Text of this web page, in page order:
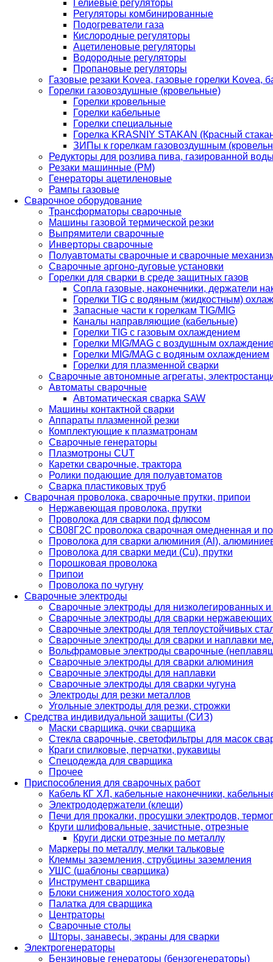
Гелиевые регуляторы
Регуляторы комбинированные
Подогреватели газа
Кислородные регуляторы
Ацетиленовые регуляторы
Водородные регуляторы
Пропановые регуляторы
Газовые резаки Kovea, газовые горелки Kovea,
Горелки газовоздушные (кровельные)
Горелки кровельные
Горелки кабельные
Горелки специальные
Горелка KRASNIY STAKAN (Красный
ЗИПы к горелкам газовоздушным
Редукторы для розлива пива, газированной
Резаки машинные (РМ)
Генераторы ацетиленовые
Рампы газовые
Сварочное оборудование
Трансформаторы сварочные
Машины газовой термической резки
Выпрямители сварочные
Инверторы сварочные
Полуавтоматы сварочные и сварочные
Сварочные аргоно-дуговые установки
Горелки для сварки в среде защитных газов
Сопла газовые, наконечники, держатели
Горелки TIG с водяным (жидкостным)
Запасные части к горелкам TIG/MIG
Каналы направляющие (кабельные)
Горелки TIG с газовым охлаждением
Горелки MIG/MAG с воздушным
Горелки MIG/MAG с водяным охлаждением
Горелки для плазменной сварки
Сварочные автономные агрегаты,
Автоматы сварочные
Автоматическая сварка SAW
Машины контактной сварки
Аппараты плазменной резки
Комплектующие к плазматронам
Сварочные генераторы
Плазмотроны CUT
Каретки сварочные, трактора
Ролики подающие для полуавтоматов
Сварка пластиковых труб
Сварочная проволока, сварочные прутки, припои
Нержавеющая проволока, прутки
Проволока для сварки под флюсом
СВ08Г2С проволока сварочная омедненная и
Проволока для сварки алюминия (Al),
Проволока для сварки меди (Cu), прутки
Порошковая проволока
Припои
Проволока по чугуну
Сварочные электроды
Сварочные электроды для низколегированных и
Сварочные электроды для сварки
Сварочные электроды для теплоустойчивых
Сварочные электроды для сварки и наплавки
Вольфрамовые электроды сварочные
Сварочные электроды для сварки алюминия
Сварочные электроды для наплавки
Сварочные электроды для сварки чугуна
Электроды для резки металлов
Угольные электроды для резки, строжки
Средства индивидуальной защиты (СИЗ)
Маски сварщика, очки сварщика
Стекла сварочные, светофильтры для масок
Краги спилковые, перчатки, рукавицы
Спецодежда для сварщика
Прочее
Приспособления для сварочных работ
Кабель КГ ХЛ, кабельные наконечники,
Электрододержатели (клещи)
Печи для прокалки, просушки электродов,
Круги шлифовальные, зачистные, отрезные
Круги диски отрезные по металлу
Маркеры по металлу, мелки тальковые
Клеммы заземления, струбцины заземления
УШС (шаблоны сварщика)
Инструмент сварщика
Блоки снижения холостого хода
Палатка для сварщика
Центраторы
Сварочные столы
Шторы, занавесы, экраны для сварки
Электрогенераторы
Бензиновые генераторы (бензогенераторы)